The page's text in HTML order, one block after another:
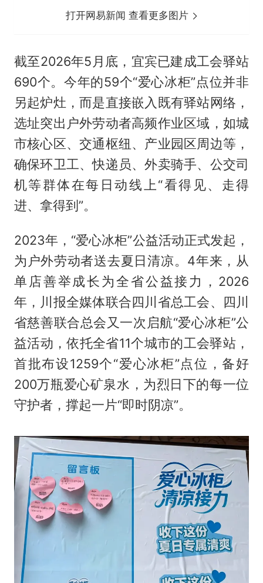
打开网易新闻 查看更多图片
截至2026年5月底，宜宾已建成工会驿站
690个。今年的59个“爱心冰柜”点位并非
另起炉灶，而是直接嵌入既有驿站网络，
选址突出户外劳动者高频作业区域，如城
市核心区、交通枢纽、产业园区周边等，
确保环卫工、快递员、外卖骑手、公交司
机等群体在每日动线上“看得见、走得
进、拿得到”。
2023年，“爱心冰柜”公益活动正式发起，
为户外劳动者送去夏日清凉。4年来，从
单店善举成长为全省公益接力，2026
年，川报全媒体联合四川省总工会、四川
省慈善联合总会又一次启航“爱心冰柜”公
益活动，依托全省11个城市的工会驿站，
首批布设1259个“爱心冰柜”点位，备好
200万瓶爱心矿泉水，为烈日下的每一位
守护者，撑起一片“即时阴凉”。